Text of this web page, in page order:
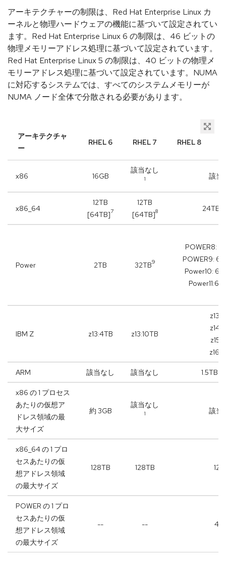
アーキテクチャーの制限は、Red Hat Enterprise Linux カ
ーネルと物理ハードウェアの機能に基づいて設定されてい
ます。Red Hat Enterprise Linux 6 の制限は、46 ビットの
物理メモリーアドレス処理に基づいて設定されています。
Red Hat Enterprise Linux 5 の制限は、40 ビットの物理メ
モリーアドレス処理に基づいて設定されています。NUMA
に対応するシステムでは、すべてのシステムメモリーが
NUMA ノード全体で分散される必要があります。
アーキテクチャ
ー
RHEL 6 RHEL 7 RHEL 8
x86 16GB
該当なし
1 該当
x86_64
12TB
[64TB]7
12TB
[64TB]8 24TB
Power 2TB 32TB9
POWER8:
POWER9:
Power10:
IBM Z z13:4TB z13:10TB
ARM 該当なし 該当なし 1.5TB
x86 の 1 プロセス
あたりの仮想ア
ドレス領域の最
大サイズ
約 3GB
該当なし
1 該当
x86_64 の 1 プロ
セスあたりの仮
想アドレス領域
の最大サイズ
128TB 128TB
POWER の 1 プロ
セスあたりの仮
想アドレス領域
の最大サイズ
-- --